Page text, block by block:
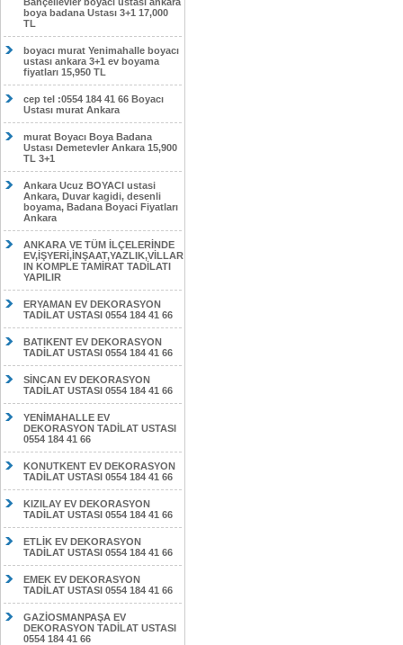
boya badana Ustası 3+1 17,000
TL
boyacı murat Yenimahalle boyacı
ustası ankara 3+1 ev boyama
fiyatları 15,950 TL
cep tel :0554 184 41 66 Boyacı
Ustası murat Ankara
murat Boyacı Boya Badana
Ustası Demetevler Ankara 15,900
TL 3+1
Ankara Ucuz BOYACI ustasi
Ankara, Duvar kagidi, desenli
boyama, Badana Boyaci Fiyatları
Ankara
ANKARA VE TÜM İLÇELERİNDE
EV,İŞYERİ,İNŞAAT,YAZLIK,VİLLAR
IN KOMPLE TAMİRAT TADİLATI
YAPILIR
ERYAMAN EV DEKORASYON
TADİLAT USTASI 0554 184 41 66
BATIKENT EV DEKORASYON
TADİLAT USTASI 0554 184 41 66
SİNCAN EV DEKORASYON
TADİLAT USTASI 0554 184 41 66
YENİMAHALLE EV
DEKORASYON TADİLAT USTASI
0554 184 41 66
KONUTKENT EV DEKORASYON
TADİLAT USTASI 0554 184 41 66
KIZILAY EV DEKORASYON
TADİLAT USTASI 0554 184 41 66
ETLİK EV DEKORASYON
TADİLAT USTASI 0554 184 41 66
EMEK EV DEKORASYON
TADİLAT USTASI 0554 184 41 66
GAZİOSMANPAŞA EV
DEKORASYON TADİLAT USTASI
0554 184 41 66